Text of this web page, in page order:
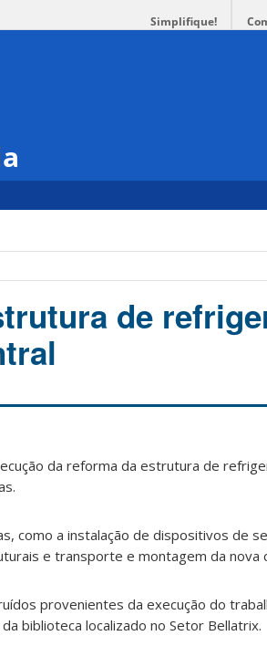
Simplifique!
de
da reforma da estrutura de
como a instalação de dispositivos de
e transporte e montagem da nova
provenientes da execução do
biblioteca localizado no Setor Bellatrix.